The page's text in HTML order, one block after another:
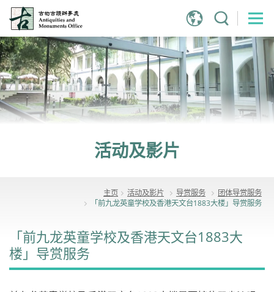
到
内
容
活动及影片
主页 活动及影片 导赏服务
团体导赏服务
「前九龙英童学校及香港天文台1883大楼」导赏服务
「前九龙英童学校及香港天文台1883大
楼」导赏服务